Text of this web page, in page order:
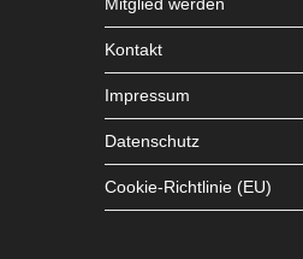
Kontakt
Impressum
Datenschutz
Cookie-Richtlinie (EU)